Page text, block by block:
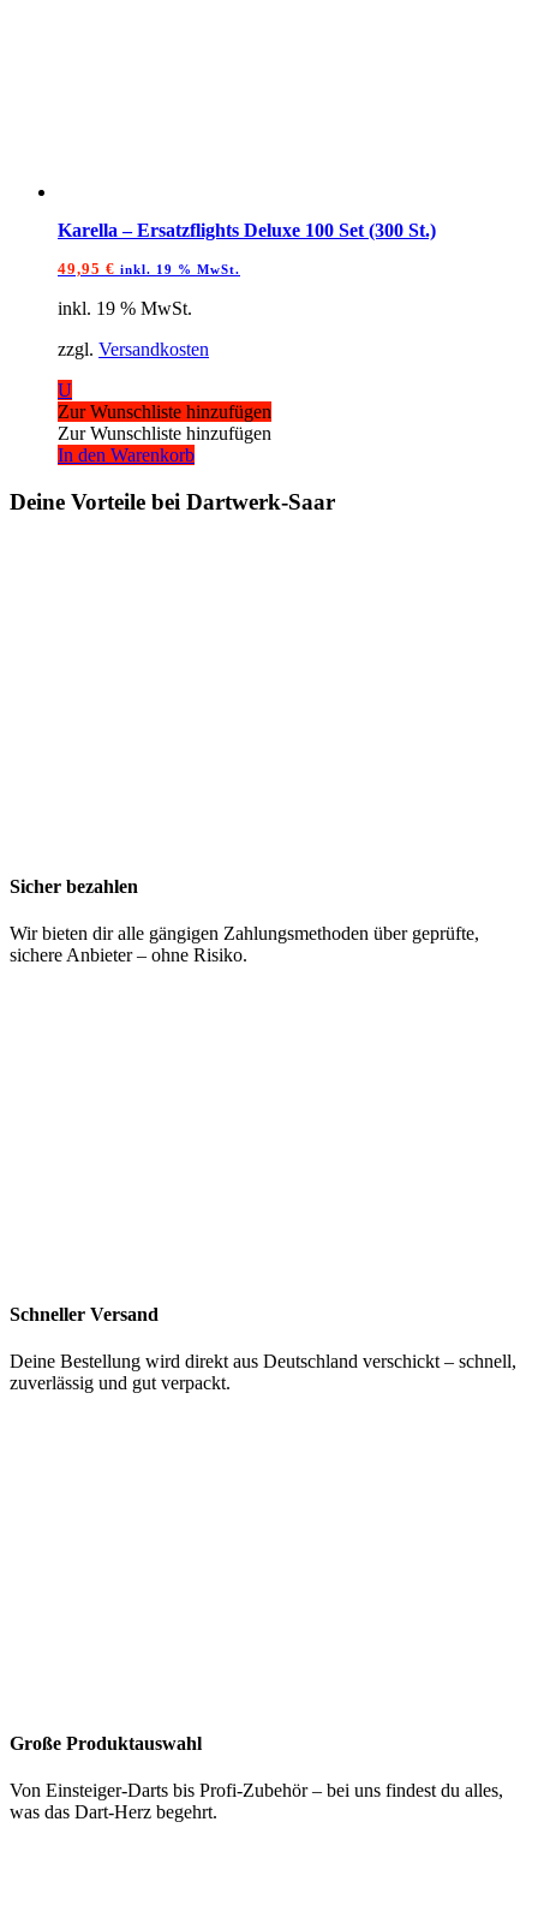
Karella – Ersatzflights Deluxe 100 Set (300 St.)
49,95 € inkl. 19 % MwSt.
inkl. 19 % MwSt.
zzgl. Versandkosten
U
Zur Wunschliste hinzufügen
Zur Wunschliste hinzufügen
In den Warenkorb
Deine Vorteile bei Dartwerk-Saar
Sicher bezahlen
Wir bieten dir alle gängigen Zahlungsmethoden über geprüfte,
sichere Anbieter – ohne Risiko.
Schneller Versand
Deine Bestellung wird direkt aus Deutschland verschickt – schnell,
zuverlässig und gut verpackt.
Große Produktauswahl
Von Einsteiger-Darts bis Profi-Zubehör – bei uns findest du alles,
was das Dart-Herz begehrt.